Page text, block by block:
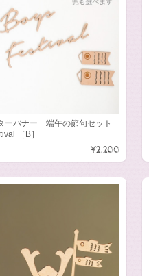
ーバナー 端午の節句セット
［B］
¥2,200